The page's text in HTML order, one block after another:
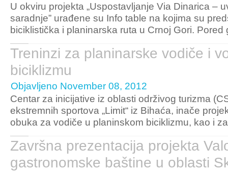
U okviru projekta „Uspostavljanje Via Dinarica –
saradnje” urađene su Info table na kojima su
biciklistička i planinarska ruta u Crnoj Gori.
Treninzi za planinarske vodiče i
biciklizmu
Objavljeno November 08, 2012
Centar za inicijative iz oblasti održivog turizma
ekstremnih sportova „Limit“ iz Bihaća, inače
obuka za vodiče u planinskom biciklizmu, kao i
Završna prezentacija projekta
gastronomske baštine u oblasti